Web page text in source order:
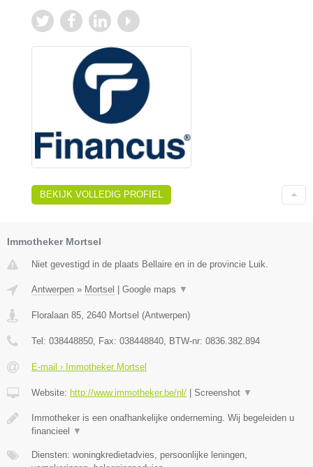
BEKIJK VOLLEDIG PROFIEL
Immotheker Mortsel
Niet gevestigd in de plaats Bellaire en in de provincie Luik.
Antwerpen » Mortsel Google maps ▼
Floralaan 85, 2640 Mortsel (Antwerpen)
Tel: 038448850, Fax: 038448840, BTW-nr: 0836.382.894
E-mail › Immotheker Mortsel
Website: http://www.immotheker.be/nl/ Screenshot ▼
Immotheker is een onafhankelijke onderneming. Wij begeleiden u
financieel
▼
Diensten: woningkredietadvies, persoonlijke leningen,